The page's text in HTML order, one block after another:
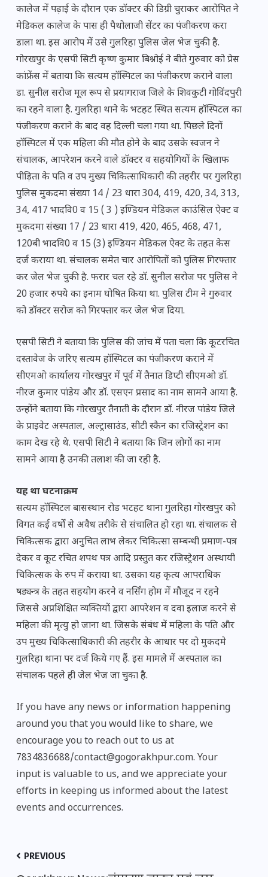
कालेज में पढ़ाई के दौरान एक डॉक्टर की डिग्री चुराकर आरोपित ने
मेडिकल कालेज के पास ही पैथोलाजी सेंटर का पंजीकरण करा
डाला था. इस आरोप में उसे गुलरिहा पुलिस जेल भेज चुकी है.
गोरखपुर के एसपी सिटी कृष्ण कुमार बिश्नोई ने बीते गुरुवार को प्रेस
कांफ्रेंस में बताया कि सत्यम हॉस्पिटल का पंजीकरण कराने वाला
डा. सुनील सरोज मूल रूप से प्रयागराज जिले के शिवकुटी गोविंदपुरी
का रहने वाला है. गुलरिहा थाने के भटहट स्थित सत्यम हॉस्पिटल का
पंजीकरण कराने के बाद वह दिल्ली चला गया था. पिछले दिनों
हॉस्पिटल में एक महिला की मौत होने के बाद उसके स्वजन ने
संचालक, आपरेशन करने वाले डॉक्टर व सहयोगियों के खिलाफ
पीड़िता के पति व उप मुख्य चिकित्साधिकारी की तहरीर पर गुलरिहा
पुलिस मुकदमा संख्या 14 / 23 धारा 304, 419, 420, 34, 313,
34, 417 भादवि0 व 15 ( 3 ) इण्डियन मेडिकल काउंसिल ऐक्ट व
मुकदमा संख्या 17 / 23 धारा 419, 420, 465, 468, 471,
120बी भादवि0 व 15 (3) इण्डियन मेडिकल ऐक्ट के तहत केस
दर्ज कराया था. संचालक समेत चार आरोपितों को पुलिस गिरफ्तार
कर जेल भेज चुकी है. फरार चल रहे डॉ. सुनील सरोज पर पुलिस ने
20 हजार रुपये का इनाम घोषित किया था. पुलिस टीम ने गुरुवार
को डॉक्टर सरोज को गिरफ्तार कर जेल भेज दिया.
एसपी सिटी ने बताया कि पुलिस की जांच में पता चला कि कूटरचित
दस्तावेज के जरिए सत्यम हॉस्पिटल का पंजीकरण कराने में
सीएमओ कार्यालय गोरखपुर में पूर्व में तैनात डिप्टी सीएमओ डॉ.
नीरज कुमार पांडेय और डॉ. एसएन प्रसाद का नाम सामने आया है.
उन्होंने बताया कि गोरखपुर तैनाती के दौरान डॉ. नीरज पांडेय जिले
के प्राइवेट अस्पताल, अल्ट्रासाउंड, सीटी स्कैन का रजिस्ट्रेशन का
काम देख रहे थे. एसपी सिटी ने बताया कि जिन लोगों का नाम
सामने आया है उनकी तलाश की जा रही है.
यह था घटनाक्रम
सत्यम हॉस्पिटल बासस्थान रोड भटहट थाना गुलरिहा गोरखपुर को
विगत कई वर्षों से अवैध तरीके से संचालित हो रहा था. संचालक से
चिकित्सक द्वारा अनुचित लाभ लेकर चिकित्सा सम्बन्धी प्रमाण-पत्र
देकर व कूट रचित शपथ पत्र आदि प्रस्तुत कर रजिस्ट्रेशन अस्थायी
चिकित्सक के रुप में कराया था. उसका यह कृत्य आपराधिक
षड्यन्त्र के तहत सहयोग करने व नर्सिंग होम में मौजूद न रहने
जिससे अप्रशिक्षित व्यक्तियों द्वारा आपरेशन व दवा इलाज करने से
महिला की मृत्यु हो जाना था. जिसके संबंध में महिला के पति और
उप मुख्य चिकित्साधिकारी की तहरीर के आधार पर दो मुकदमे
गुलरिहा थाना पर दर्ज किये गए हैं. इस मामले में अस्पताल का
संचालक पहले ही जेल भेज जा चुका है.
If you have any news or information happening
around you that you would like to share, we
encourage you to reach out to us at
7834836688/contact@gogorakhpur.com. Your
input is valuable to us, and we appreciate your
efforts in keeping us informed about the latest
events and occurrences.
PREVIOUS